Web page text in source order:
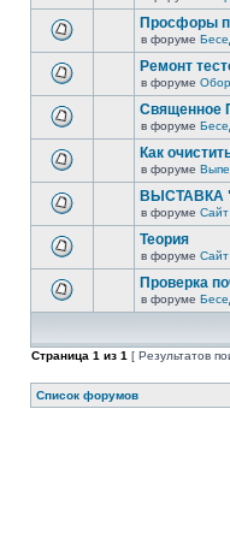
Просфоры
в форуме
Ремонт
в форуме
Священное
в форуме
Как
в форуме
ВЫСТАВКА
в форуме Сайт
Теория
в форуме Сайт
Проверка
в форуме
Страница 1 из 1 [ Результатов
Список форумов